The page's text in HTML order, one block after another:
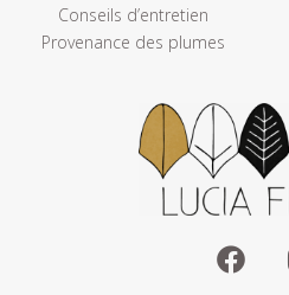
Conseils d’entretien
Provenance des plumes